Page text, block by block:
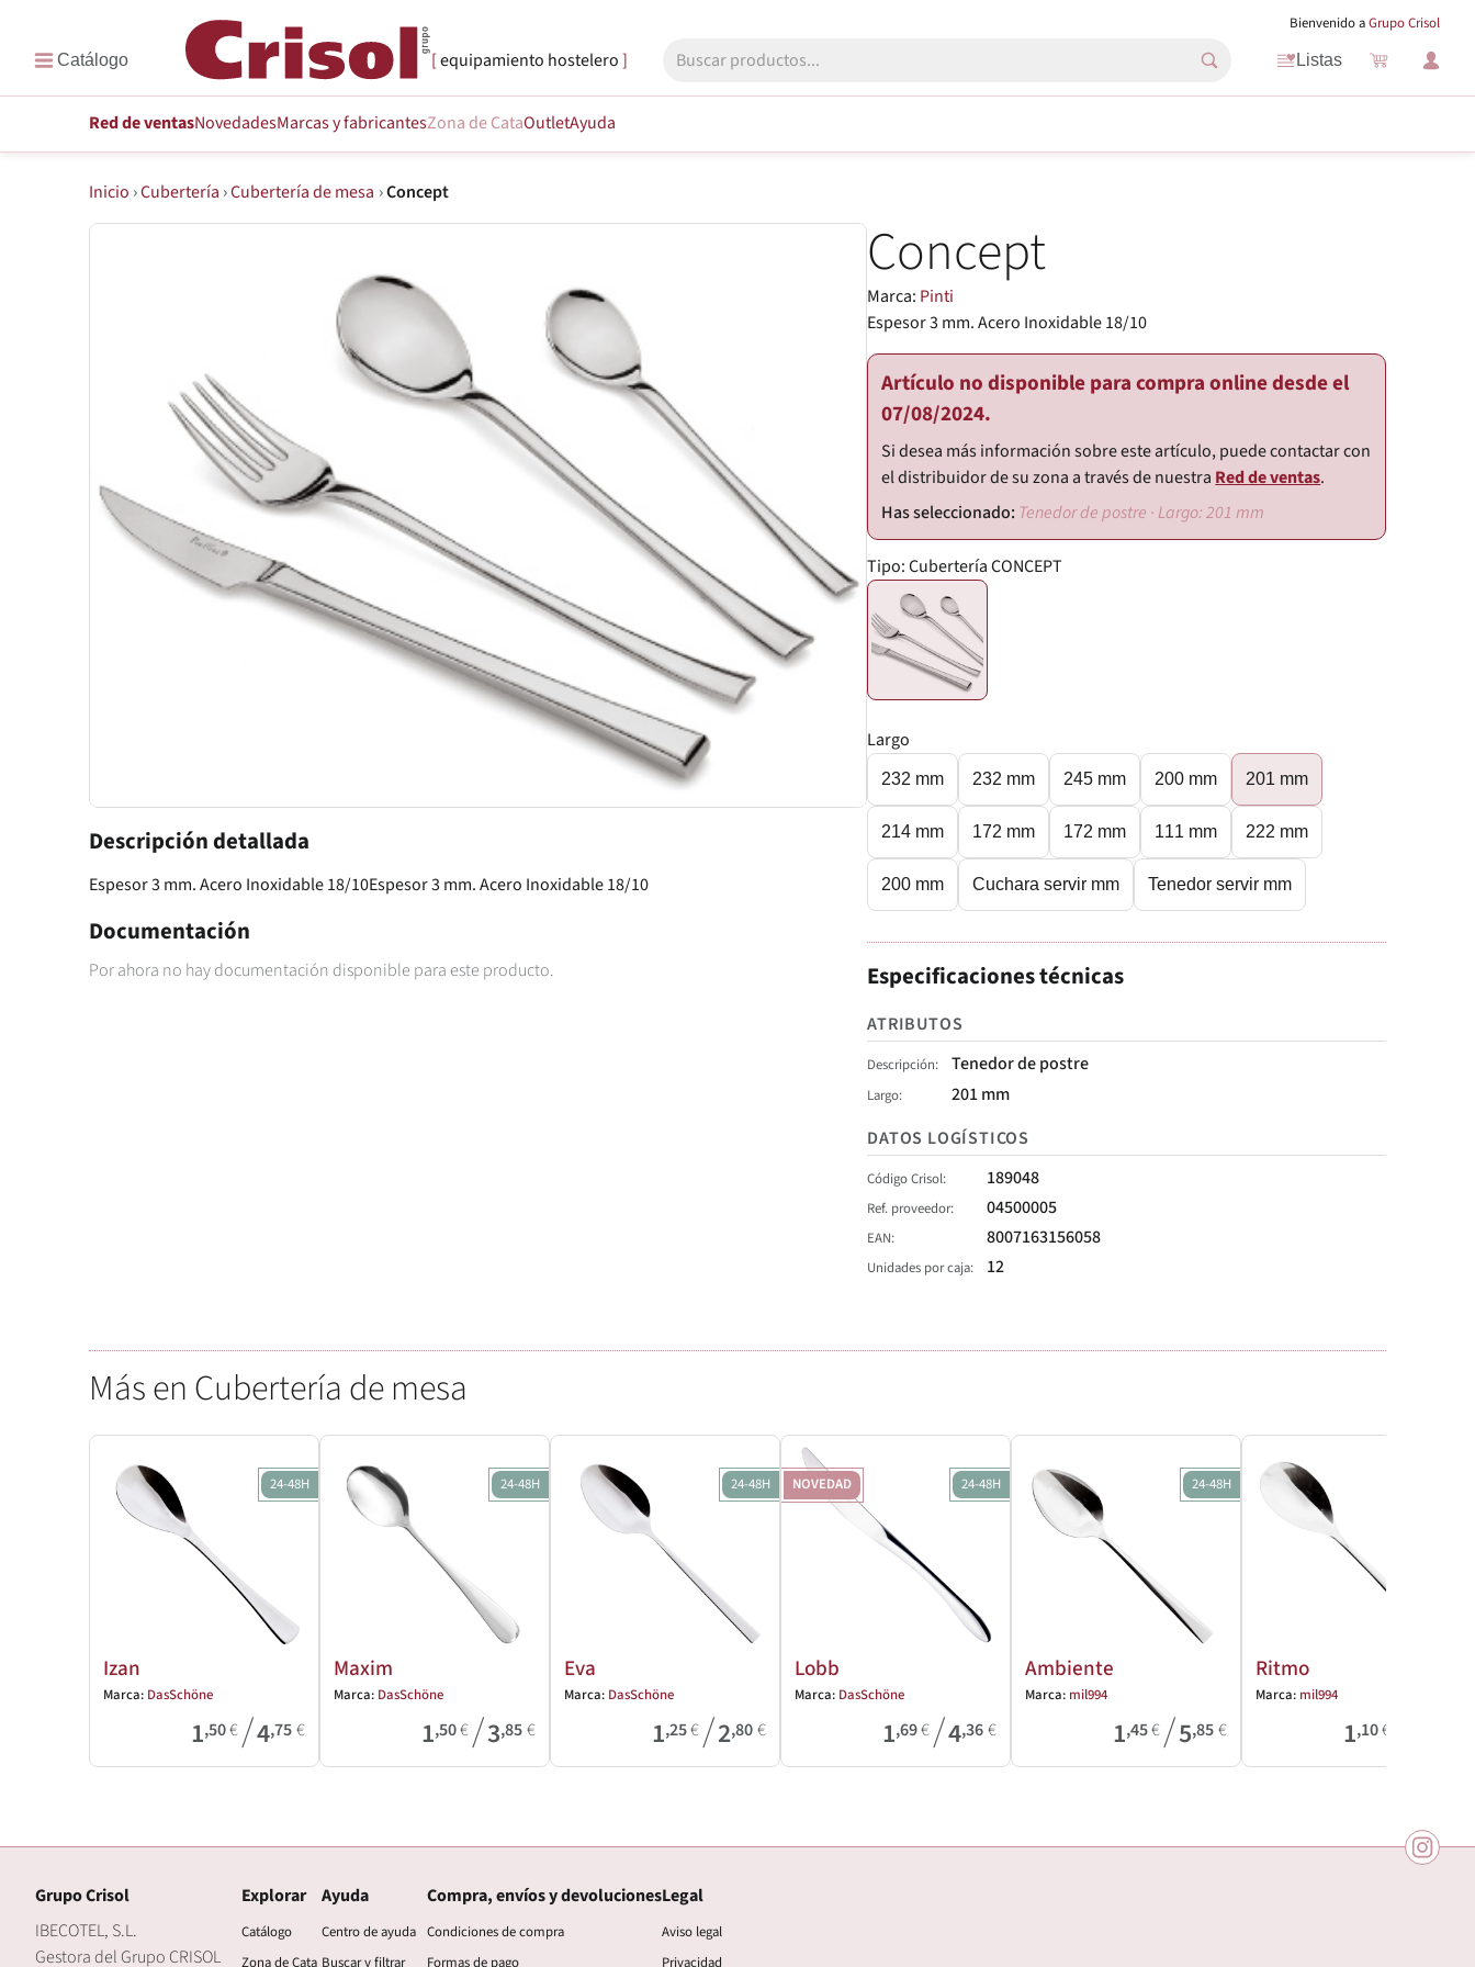
Bienvenido aGrupo Crisol
equipamiento hostelero Listas
Red de ventasNovedadesMarcasy fabricantesZona de CataOutletAyuda
Inicio ›Cubertería ›Cubertería de mesa ›Concept
Descripción detallada
Espesor 3 mm. Acero Inoxidable 18/10Espesor 3 mm. Acero Inoxidable 18/10
Documentación
Por ahora no hay documentación disponible para este producto.
Concept
Marca: Pinti
Espesor 3 mm. Acero Inoxidable 18/10
Artículo no disponible para compra online desde el
07/08/2024.
Si desea más información sobre este artículo, puede contactar con
el distribuidor de su zona a través de nuestra Red de ventas.
Tenedor de postre · Largo: 201 mm
Tipo:Cubertería CONCEPT
Largo
232 mm 232 mm 245 mm 200 mm 201 mm
214 mm 172 mm 172 mm 111 mm 222 mm
200 mm Cuchara servir mm Tenedor servir mm
Especificaciones técnicas
ATRIBUTOS
Descripción Tenedor de postre
Largo
201 mm
DATOS LOGÍSTICOS
Código Crisol 189048
Ref. proveedor 04500005
EAN 8007163156058
Unidades por caja 12
Más en Cubertería de mesa
24-48H
Izan
Marca: DasSchöne
1,50€/4,75€
24-48H
Maxim
Marca: DasSchöne
1,50€/3,85€
24-48H
Eva
Marca: DasSchöne
1,25€/2,80€
NOVEDAD 24-48H
Lobb
Marca: DasSchöne
1,69€/4,36€
24-48H
Ambiente
Marca: mil994
1,45€/5,85€
Ritmo
Marca: mil994
1,10€
Grupo Crisol
IBECOTEL, S.L.
Gestora del Grupo CRISOL
Explorar
Catálogo
Zona de Cata
Ayuda
Centro de ayuda
Buscar y filtrar
Compra, envíos y devoluciones
Condiciones de compra
Formas de pago
Legal
Aviso legal
Privacidad